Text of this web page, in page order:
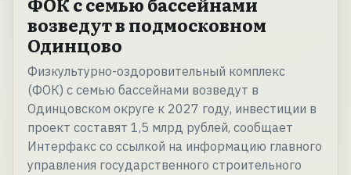
возведут в подмосковном
Одинцово
Физкультурно-оздоровительный комплекс
(ФОК) с семью бассейнами возведут в
Одинцовском округе к 2027 году, инвестиции в
проект составят 1,5 млрд рублей, сообщает
Интерфакс со ссылкой на информацию главного
управления государственного строительного